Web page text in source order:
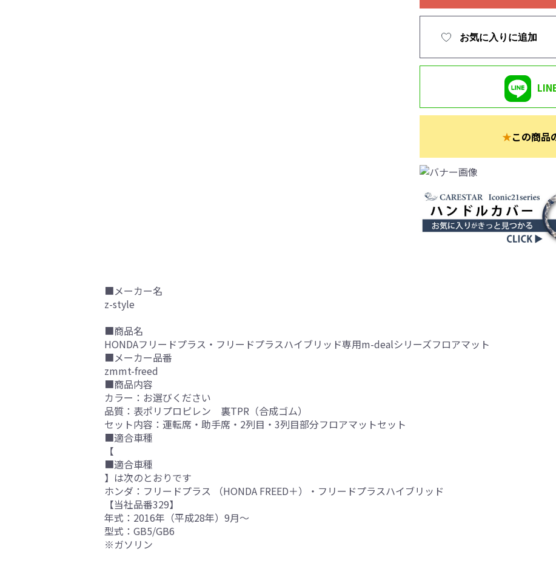
お気に入りに追加
★この商品
■メーカー名
z-style
■商品名
HONDAフリードプラス・フリードプラスハイブリッド専用m-dealシリーズフロアマット
■メーカー品番
zmmt-freed
■商品内容
カラー：お選びください
品質：表ポリプロピレン 裏TPR（合成ゴム）
セット内容：運転席・助手席・2列目・3列目部分フロアマットセット
■適合車種
【
■適合車種
】は次のとおりです
ホンダ：フリードプラス （HONDA FREED＋）・フリードプラスハイブリッド
【当社品番329】
年式：2016年（平成28年）9月～
型式：GB5/GB6
※ガソリン